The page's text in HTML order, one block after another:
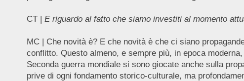
CT | E riguardo al fatto che siamo investiti al momento
MC | Che novità è? E che novità è che ci siano
conflitto. Questo almeno, e sempre più, in epoca
Seconda guerra mondiale si sono giocate anche sulla
prive di ogni fondamento storico-culturale, ma